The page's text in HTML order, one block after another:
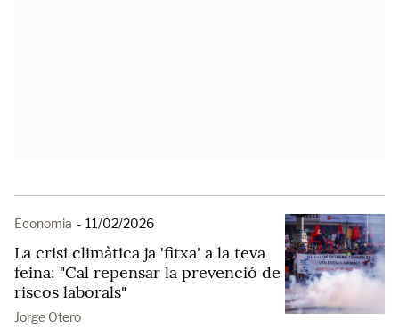
Economia - 11/02/2026
La crisi climàtica ja 'fitxa' a la teva
feina: "Cal repensar la prevenció de
riscos laborals"
Jorge Otero